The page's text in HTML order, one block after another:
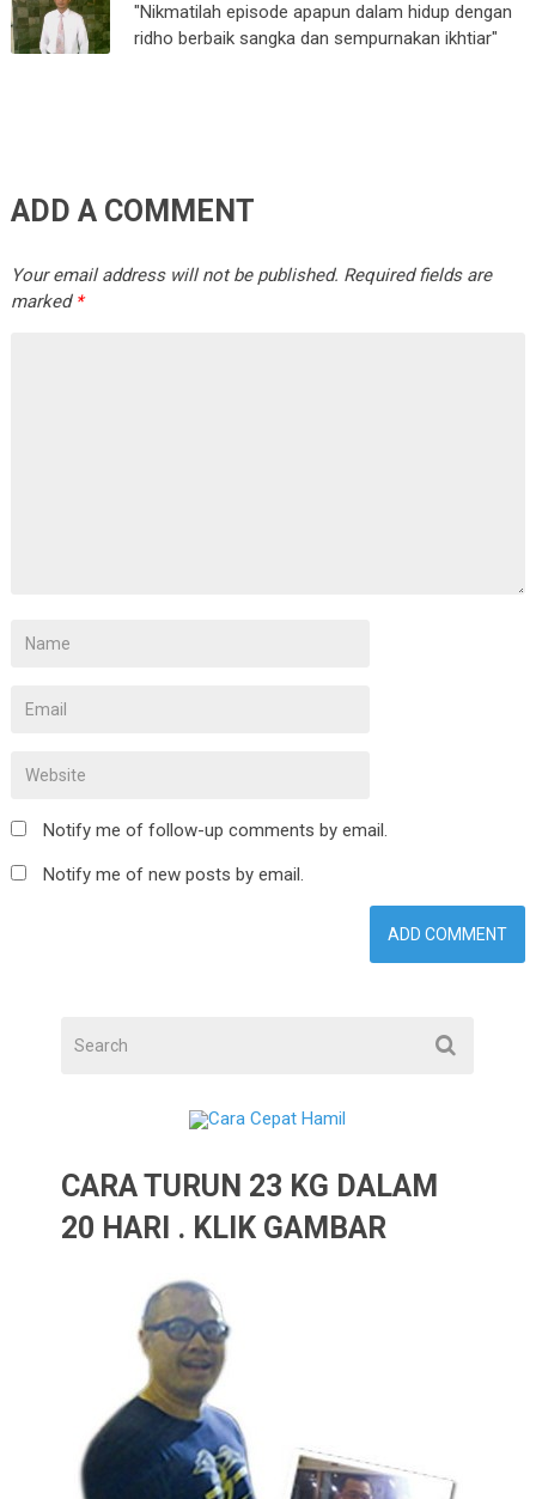
"Nikmatilah episode apapun dalam hidup dengan
ridho berbaik sangka dan sempurnakan ikhtiar"
ADD A COMMENT
Your email address will not be published. Required fields are
marked *
Notify me of follow-up comments by email.
Notify me of new posts by email.
CARA TURUN 23 KG DALAM
20 HARI . KLIK GAMBAR